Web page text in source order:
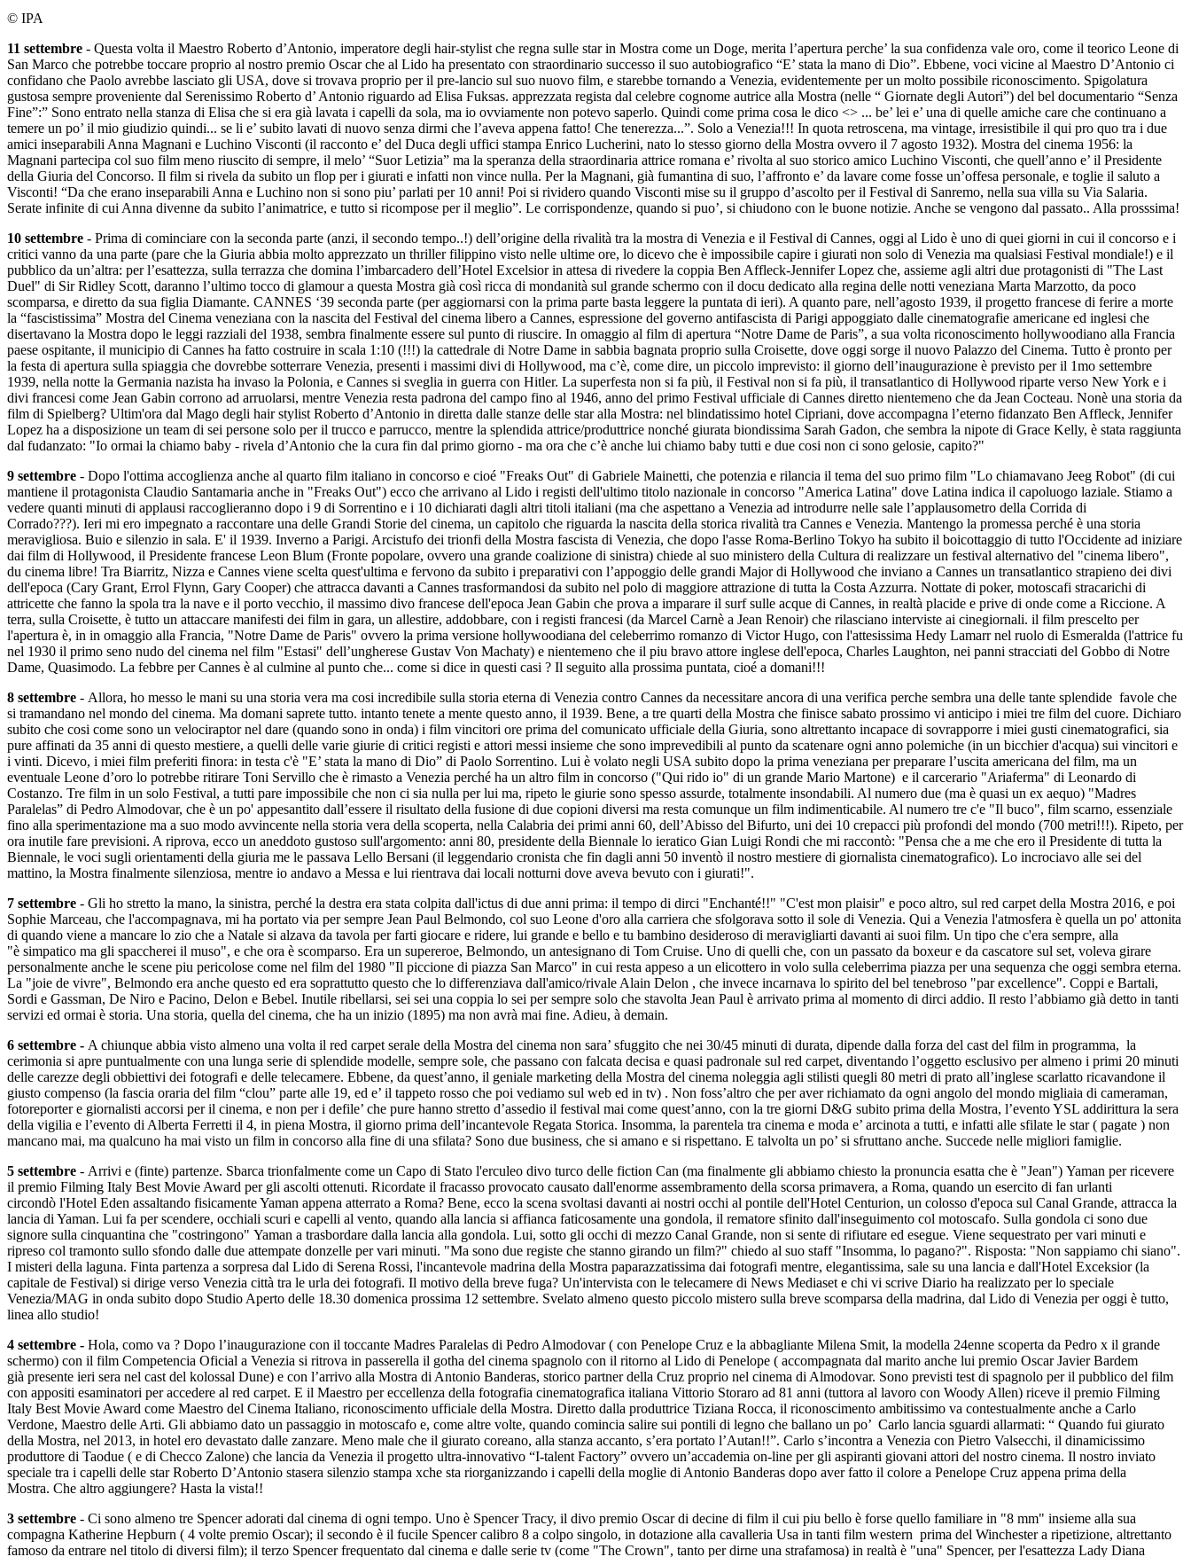
© IPA
11 settembre - Questa volta il Maestro Roberto d’Antonio, imperatore degli hair-stylist che regna sulle star in Mostra come un Doge, merita l’apertura perche’ la sua confidenza vale oro, come il teorico Leone di
San Marco che potrebbe toccare proprio al nostro premio Oscar che al Lido ha presentato con straordinario successo il suo autobiografico “E’ stata la mano di Dio”. Ebbene, voci vicine al Maestro D’Antonio ci
confidano che Paolo avrebbe lasciato gli USA, dove si trovava proprio per il pre-lancio sul suo nuovo film, e starebbe tornando a Venezia, evidentemente per un molto possibile riconoscimento. Spigolatura
gustosa sempre proveniente dal Serenissimo Roberto d’ Antonio riguardo ad Elisa Fuksas. apprezzata regista dal celebre cognome autrice alla Mostra (nelle “ Giornate degli Autori”) del bel documentario “Senza
Fine”:” Sono entrato nella stanza di Elisa che si era già lavata i capelli da sola, ma io ovviamente non potevo saperlo. Quindi come prima cosa le dico <> ... be’ lei e’ una di quelle amiche care che continuano a
temere un po’ il mio giudizio quindi... se li e’ subito lavati di nuovo senza dirmi che l’aveva appena fatto! Che tenerezza...”. Solo a Venezia!!! In quota retroscena, ma vintage, irresistibile il qui pro quo tra i due
amici inseparabili Anna Magnani e Luchino Visconti (il racconto e’ del Duca degli uffici stampa Enrico Lucherini, nato lo stesso giorno della Mostra ovvero il 7 agosto 1932). Mostra del cinema 1956: la
Magnani partecipa col suo film meno riuscito di sempre, il melo’ “Suor Letizia” ma la speranza della straordinaria attrice romana e’ rivolta al suo storico amico Luchino Visconti, che quell’anno e’ il Presidente
della Giuria del Concorso. Il film si rivela da subito un flop per i giurati e infatti non vince nulla. Per la Magnani, già fumantina di suo, l’affronto e’ da lavare come fosse un’offesa personale, e toglie il saluto a
Visconti! “Da che erano inseparabili Anna e Luchino non si sono piu’ parlati per 10 anni! Poi si rividero quando Visconti mise su il gruppo d’ascolto per il Festival di Sanremo, nella sua villa su Via Salaria.
Serate infinite di cui Anna divenne da subito l’animatrice, e tutto si ricompose per il meglio”. Le corrispondenze, quando si puo’, si chiudono con le buone notizie. Anche se vengono dal passato.. Alla prosssima!
10 settembre - Prima di cominciare con la seconda parte (anzi, il secondo tempo..!) dell’origine della rivalità tra la mostra di Venezia e il Festival di Cannes, oggi al Lido è uno di quei giorni in cui il concorso e i
critici vanno da una parte (pare che la Giuria abbia molto apprezzato un thriller filippino visto nelle ultime ore, lo dicevo che è impossibile capire i giurati non solo di Venezia ma qualsiasi Festival mondiale!) e il
pubblico da un’altra: per l’esattezza, sulla terrazza che domina l’imbarcadero dell’Hotel Excelsior in attesa di rivedere la coppia Ben Affleck-Jennifer Lopez che, assieme agli altri due protagonisti di "The Last
Duel" di Sir Ridley Scott, daranno l’ultimo tocco di glamour a questa Mostra già così ricca di mondanità sul grande schermo con il docu dedicato alla regina delle notti veneziana Marta Marzotto, da poco
scomparsa, e diretto da sua figlia Diamante. CANNES ‘39 seconda parte (per aggiornarsi con la prima parte basta leggere la puntata di ieri). A quanto pare, nell’agosto 1939, il progetto francese di ferire a morte
la “fascistissima” Mostra del Cinema veneziana con la nascita del Festival del cinema libero a Cannes, espressione del governo antifascista di Parigi appoggiato dalle cinematografie americane ed inglesi che
disertavano la Mostra dopo le leggi razziali del 1938, sembra finalmente essere sul punto di riuscire. In omaggio al film di apertura “Notre Dame de Paris”, a sua volta riconoscimento hollywoodiano alla Francia
paese ospitante, il municipio di Cannes ha fatto costruire in scala 1:10 (!!!) la cattedrale di Notre Dame in sabbia bagnata proprio sulla Croisette, dove oggi sorge il nuovo Palazzo del Cinema. Tutto è pronto per
la festa di apertura sulla spiaggia che dovrebbe sotterrare Venezia, presenti i massimi divi di Hollywood, ma c’è, come dire, un piccolo imprevisto: il giorno dell’inaugurazione è previsto per il 1mo settembre
1939, nella notte la Germania nazista ha invaso la Polonia, e Cannes si sveglia in guerra con Hitler. La superfesta non si fa più, il Festival non si fa più, il transatlantico di Hollywood riparte verso New York e i
divi francesi come Jean Gabin corrono ad arruolarsi, mentre Venezia resta padrona del campo fino al 1946, anno del primo Festival ufficiale di Cannes diretto nientemeno che da Jean Cocteau. Nonè una storia da
film di Spielberg? Ultim'ora dal Mago degli hair stylist Roberto d’Antonio in diretta dalle stanze delle star alla Mostra: nel blindatissimo hotel Cipriani, dove accompagna l’eterno fidanzato Ben Affleck, Jennifer
Lopez ha a disposizione un team di sei persone solo per il trucco e parrucco, mentre la splendida attrice/produttrice nonché giurata biondissima Sarah Gadon, che sembra la nipote di Grace Kelly, è stata raggiunta
dal fudanzato: "Io ormai la chiamo baby - rivela d’Antonio che la cura fin dal primo giorno - ma ora che c’è anche lui chiamo baby tutti e due cosi non ci sono gelosie, capito?"
9 settembre - Dopo l'ottima accoglienza anche al quarto film italiano in concorso e cioé "Freaks Out" di Gabriele Mainetti, che potenzia e rilancia il tema del suo primo film "Lo chiamavano Jeeg Robot" (di cui
mantiene il protagonista Claudio Santamaria anche in "Freaks Out") ecco che arrivano al Lido i registi dell'ultimo titolo nazionale in concorso "America Latina" dove Latina indica il capoluogo laziale. Stiamo a
vedere quanti minuti di applausi raccoglieranno dopo i 9 di Sorrentino e i 10 dichiarati dagli altri titoli italiani (ma che aspettano a Venezia ad introdurre nelle sale l’applausometro della Corrida di
Corrado???). Ieri mi ero impegnato a raccontare una delle Grandi Storie del cinema, un capitolo che riguarda la nascita della storica rivalità tra Cannes e Venezia. Mantengo la promessa perché è una storia
meravigliosa. Buio e silenzio in sala. E' il 1939. Inverno a Parigi. Arcistufo dei trionfi della Mostra fascista di Venezia, che dopo l'asse Roma-Berlino Tokyo ha subito il boicottaggio di tutto l'Occidente ad iniziare
dai film di Hollywood, il Presidente francese Leon Blum (Fronte popolare, ovvero una grande coalizione di sinistra) chiede al suo ministero della Cultura di realizzare un festival alternativo del "cinema libero",
du cinema libre! Tra Biarritz, Nizza e Cannes viene scelta quest'ultima e fervono da subito i preparativi con l’appoggio delle grandi Major di Hollywood che inviano a Cannes un transatlantico strapieno dei divi
dell'epoca (Cary Grant, Errol Flynn, Gary Cooper) che attracca davanti a Cannes trasformandosi da subito nel polo di maggiore attrazione di tutta la Costa Azzurra. Nottate di poker, motoscafi stracarichi di
attricette che fanno la spola tra la nave e il porto vecchio, il massimo divo francese dell'epoca Jean Gabin che prova a imparare il surf sulle acque di Cannes, in realtà placide e prive di onde come a Riccione. A
terra, sulla Croisette, è tutto un attaccare manifesti dei film in gara, un allestire, addobbare, con i registi francesi (da Marcel Carnè a Jean Renoir) che rilasciano interviste ai cinegiornali. il film prescelto per
l'apertura è, in in omaggio alla Francia, "Notre Dame de Paris" ovvero la prima versione hollywoodiana del celeberrimo romanzo di Victor Hugo, con l'attesissima Hedy Lamarr nel ruolo di Esmeralda (l'attrice fu
nel 1930 il primo seno nudo del cinema nel film "Estasi" dell’ungherese Gustav Von Machaty) e nientemeno che il piu bravo attore inglese dell'epoca, Charles Laughton, nei panni stracciati del Gobbo di Notre
Dame, Quasimodo. La febbre per Cannes è al culmine al punto che... come si dice in questi casi ? Il seguito alla prossima puntata, cioé a domani!!!
8 settembre - Allora, ho messo le mani su una storia vera ma cosi incredibile sulla storia eterna di Venezia contro Cannes da necessitare ancora di una verifica perche sembra una delle tante splendide favole che
si tramandano nel mondo del cinema. Ma domani saprete tutto. intanto tenete a mente questo anno, il 1939. Bene, a tre quarti della Mostra che finisce sabato prossimo vi anticipo i miei tre film del cuore. Dichiaro
subito che cosi come sono un velociraptor nel dare (quando sono in onda) i film vincitori ore prima del comunicato ufficiale della Giuria, sono altrettanto incapace di sovrapporre i miei gusti cinematografici, sia
pure affinati da 35 anni di questo mestiere, a quelli delle varie giurie di critici registi e attori messi insieme che sono imprevedibili al punto da scatenare ogni anno polemiche (in un bicchier d'acqua) sui vincitori e
i vinti. Dicevo, i miei film preferiti finora: in testa c'è "E’ stata la mano di Dio” di Paolo Sorrentino. Lui è volato negli USA subito dopo la prima veneziana per preparare l’uscita americana del film, ma un
eventuale Leone d’oro lo potrebbe ritirare Toni Servillo che è rimasto a Venezia perché ha un altro film in concorso ("Qui rido io" di un grande Mario Martone) e il carcerario "Ariaferma" di Leonardo di
Costanzo. Tre film in un solo Festival, a tutti pare impossibile che non ci sia nulla per lui ma, ripeto le giurie sono spesso assurde, totalmente insondabili. Al numero due (ma è quasi un ex aequo) "Madres
Paralelas” di Pedro Almodovar, che è un po' appesantito dall’essere il risultato della fusione di due copioni diversi ma resta comunque un film indimenticabile. Al numero tre c'e "Il buco", film scarno, essenziale
fino alla sperimentazione ma a suo modo avvincente nella storia vera della scoperta, nella Calabria dei primi anni 60, dell’Abisso del Bifurto, uni dei 10 crepacci più profondi del mondo (700 metri!!!). Ripeto, per
ora inutile fare previsioni. A riprova, ecco un aneddoto gustoso sull'argomento: anni 80, presidente della Biennale lo ieratico Gian Luigi Rondi che mi raccontò: "Pensa che a me che ero il Presidente di tutta la
Biennale, le voci sugli orientamenti della giuria me le passava Lello Bersani (il leggendario cronista che fin dagli anni 50 inventò il nostro mestiere di giornalista cinematografico). Lo incrociavo alle sei del
mattino, la Mostra finalmente silenziosa, mentre io andavo a Messa e lui rientrava dai locali notturni dove aveva bevuto con i giurati!".
7 settembre - Gli ho stretto la mano, la sinistra, perché la destra era stata colpita dall'ictus di due anni prima: il tempo di dirci "Enchanté!!" "C'est mon plaisir" e poco altro, sul red carpet della Mostra 2016, e poi
Sophie Marceau, che l'accompagnava, mi ha portato via per sempre Jean Paul Belmondo, col suo Leone d'oro alla carriera che sfolgorava sotto il sole di Venezia. Qui a Venezia l'atmosfera è quella un po' attonita
di quando viene a mancare lo zio che a Natale si alzava da tavola per farti giocare e ridere, lui grande e bello e tu bambino desideroso di meravigliarti davanti ai suoi film. Un tipo che c'era sempre, alla
"è simpatico ma gli spaccherei il muso", e che ora è scomparso. Era un supereroe, Belmondo, un antesignano di Tom Cruise. Uno di quelli che, con un passato da boxeur e da cascatore sul set, voleva girare
personalmente anche le scene piu pericolose come nel film del 1980 "Il piccione di piazza San Marco" in cui resta appeso a un elicottero in volo sulla celeberrima piazza per una sequenza che oggi sembra eterna.
La "joie de vivre", Belmondo era anche questo ed era soprattutto questo che lo differenziava dall'amico/rivale Alain Delon , che invece incarnava lo spirito del bel tenebroso "par excellence". Coppi e Bartali,
Sordi e Gassman, De Niro e Pacino, Delon e Bebel. Inutile ribellarsi, sei sei una coppia lo sei per sempre solo che stavolta Jean Paul è arrivato prima al momento di dirci addio. Il resto l’abbiamo già detto in tanti
servizi ed ormai è storia. Una storia, quella del cinema, che ha un inizio (1895) ma non avrà mai fine. Adieu, à demain.
6 settembre - A chiunque abbia visto almeno una volta il red carpet serale della Mostra del cinema non sara’ sfuggito che nei 30/45 minuti di durata, dipende dalla forza del cast del film in programma, la
cerimonia si apre puntualmente con una lunga serie di splendide modelle, sempre sole, che passano con falcata decisa e quasi padronale sul red carpet, diventando l’oggetto esclusivo per almeno i primi 20 minuti
delle carezze degli obbiettivi dei fotografi e delle telecamere. Ebbene, da quest’anno, il geniale marketing della Mostra del cinema noleggia agli stilisti quegli 80 metri di prato all’inglese scarlatto ricavandone il
giusto compenso (la fascia oraria del film “clou” parte alle 19, ed e’ il tappeto rosso che poi vediamo sul web ed in tv) . Non foss’altro che per aver richiamato da ogni angolo del mondo migliaia di cameraman,
fotoreporter e giornalisti accorsi per il cinema, e non per i defile’ che pure hanno stretto d’assedio il festival mai come quest’anno, con la tre giorni D&G subito prima della Mostra, l’evento YSL addirittura la sera
della vigilia e l’evento di Alberta Ferretti il 4, in piena Mostra, il giorno prima dell’incantevole Regata Storica. Insomma, la parentela tra cinema e moda e’ arcinota a tutti, e infatti alle sfilate le star ( pagate ) non
mancano mai, ma qualcuno ha mai visto un film in concorso alla fine di una sfilata? Sono due business, che si amano e si rispettano. E talvolta un po’ si sfruttano anche. Succede nelle migliori famiglie.
5 settembre - Arrivi e (finte) partenze. Sbarca trionfalmente come un Capo di Stato l'erculeo divo turco delle fiction Can (ma finalmente gli abbiamo chiesto la pronuncia esatta che è "Jean") Yaman per ricevere
il premio Filming Italy Best Movie Award per gli ascolti ottenuti. Ricordate il fracasso provocato causato dall'enorme assembramento della scorsa primavera, a Roma, quando un esercito di fan urlanti
circondò l'Hotel Eden assaltando fisicamente Yaman appena atterrato a Roma? Bene, ecco la scena svoltasi davanti ai nostri occhi al pontile dell'Hotel Centurion, un colosso d'epoca sul Canal Grande, attracca la
lancia di Yaman. Lui fa per scendere, occhiali scuri e capelli al vento, quando alla lancia si affianca faticosamente una gondola, il rematore sfinito dall'inseguimento col motoscafo. Sulla gondola ci sono due
signore sulla cinquantina che "costringono" Yaman a trasbordare dalla lancia alla gondola. Lui, sotto gli occhi di mezzo Canal Grande, non si sente di rifiutare ed esegue. Viene sequestrato per vari minuti e
ripreso col tramonto sullo sfondo dalle due attempate donzelle per vari minuti. "Ma sono due registe che stanno girando un film?" chiedo al suo staff "Insomma, lo pagano?". Risposta: "Non sappiamo chi siano".
I misteri della laguna. Finta partenza a sorpresa dal Lido di Serena Rossi, l'incantevole madrina della Mostra paparazzatissima dai fotografi mentre, elegantissima, sale su una lancia e dall'Hotel Exceksior (la
capitale de Festival) si dirige verso Venezia città tra le urla dei fotografi. Il motivo della breve fuga? Un'intervista con le telecamere di News Mediaset e chi vi scrive Diario ha realizzato per lo speciale
Venezia/MAG in onda subito dopo Studio Aperto delle 18.30 domenica prossima 12 settembre. Svelato almeno questo piccolo mistero sulla breve scomparsa della madrina, dal Lido di Venezia per oggi è tutto,
linea allo studio!
4 settembre - Hola, como va ? Dopo l’inaugurazione con il toccante Madres Paralelas di Pedro Almodovar ( con Penelope Cruz e la abbagliante Milena Smit, la modella 24enne scoperta da Pedro x il grande
schermo) con il film Competencia Oficial a Venezia si ritrova in passerella il gotha del cinema spagnolo con il ritorno al Lido di Penelope ( accompagnata dal marito anche lui premio Oscar Javier Bardem
già presente ieri sera nel cast del kolossal Dune) e con l’arrivo alla Mostra di Antonio Banderas, storico partner della Cruz proprio nel cinema di Almodovar. Sono previsti test di spagnolo per il pubblico del film
con appositi esaminatori per accedere al red carpet. E il Maestro per eccellenza della fotografia cinematografica italiana Vittorio Storaro ad 81 anni (tuttora al lavoro con Woody Allen) riceve il premio Filming
Italy Best Movie Award come Maestro del Cinema Italiano, riconoscimento ufficiale della Mostra. Diretto dalla produttrice Tiziana Rocca, il riconoscimento ambitissimo va contestualmente anche a Carlo
Verdone, Maestro delle Arti. Gli abbiamo dato un passaggio in motoscafo e, come altre volte, quando comincia salire sui pontili di legno che ballano un po’ Carlo lancia sguardi allarmati: “ Quando fui giurato
della Mostra, nel 2013, in hotel ero devastato dalle zanzare. Meno male che il giurato coreano, alla stanza accanto, s’era portato l’Autan!!”. Carlo s’incontra a Venezia con Pietro Valsecchi, il dinamicissimo
produttore di Taodue ( e di Checco Zalone) che lancia da Venezia il progetto ultra-innovativo “I-talent Factory” ovvero un’accademia on-line per gli aspiranti giovani attori del nostro cinema. Il nostro inviato
speciale tra i capelli delle star Roberto D’Antonio stasera silenzio stampa xche sta riorganizzando i capelli della moglie di Antonio Banderas dopo aver fatto il colore a Penelope Cruz appena prima della
Mostra. Che altro aggiungere? Hasta la vista!!
3 settembre - Ci sono almeno tre Spencer adorati dal cinema di ogni tempo. Uno è Spencer Tracy, il divo premio Oscar di decine di film il cui piu bello è forse quello familiare in "8 mm" insieme alla sua
compagna Katherine Hepburn ( 4 volte premio Oscar); il secondo è il fucile Spencer calibro 8 a colpo singolo, in dotazione alla cavalleria Usa in tanti film western prima del Winchester a ripetizione, altrettanto
famoso da entrare nel titolo di diversi film); il terzo Spencer frequentato dal cinema e dalle serie tv (come "The Crown", tanto per dirne una strafamosa) in realtà è "una" Spencer, per l'esattezza Lady Diana